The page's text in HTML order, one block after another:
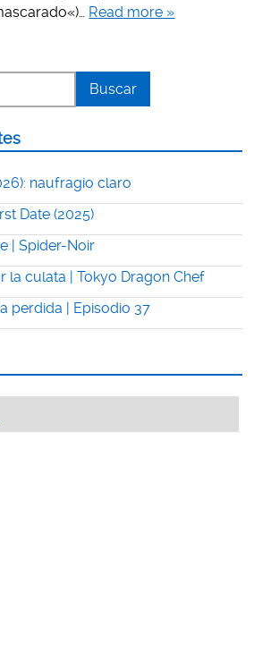
Read more »
naufragio claro
Date (2025)
| Spider-Noir
la culata | Tokyo Dragon Chef
perdida | Episodio 37